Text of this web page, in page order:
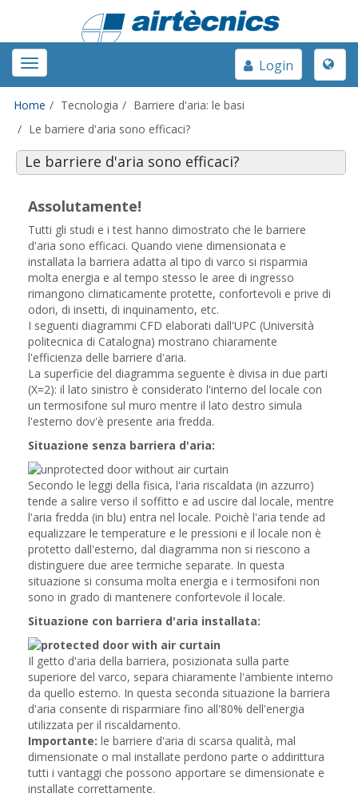
Toggle
navigation
Toggle
Login
Home Tecnologia
Barriere d'aria: le basi
Le barriere d'aria sono efficaci?
Le barriere d'aria sono efficaci?
Assolutamente!
Tutti gli studi e i test hanno dimostrato che le barriere
d'aria sono efficaci. Quando viene dimensionata e
installata la barriera adatta al tipo di varco si risparmia
molta energia e al tempo stesso le aree di ingresso
rimangono climaticamente protette, confortevoli e prive di
odori, di insetti, di inquinamento, etc.
I seguenti diagrammi CFD elaborati dall'UPC (Università
politecnica di Catalogna) mostrano chiaramente
l'efficienza delle barriere d'aria.
La superficie del diagramma seguente è divisa in due parti
(X=2): il lato sinistro è considerato l'interno del locale con
un termosifone sul muro mentre il lato destro simula
l'esterno dov'è presente aria fredda.
Situazione senza barriera d'aria:
Secondo le leggi della fisica, l'aria riscaldata (in azzurro)
tende a salire verso il soffitto e ad uscire dal locale, mentre
l'aria fredda (in blu) entra nel locale. Poichè l'aria tende ad
equalizzare le temperature e le pressioni e il locale non è
protetto dall'esterno, dal diagramma non si riescono a
distinguere due aree termiche separate. In questa
situazione si consuma molta energia e i termosifoni non
sono in grado di mantenere confortevole il locale.
Situazione con barriera d'aria installata:
Il getto d'aria della barriera, posizionata sulla parte
superiore del varco, separa chiaramente l'ambiente interno
da quello esterno. In questa seconda situazione la barriera
d'aria consente di risparmiare fino all'80% dell'energia
utilizzata per il riscaldamento.
Importante: le barriere d'aria di scarsa qualità, mal
dimensionate o mal installate perdono parte o addirittura
tutti i vantaggi che possono apportare se dimensionate e
installate correttamente.